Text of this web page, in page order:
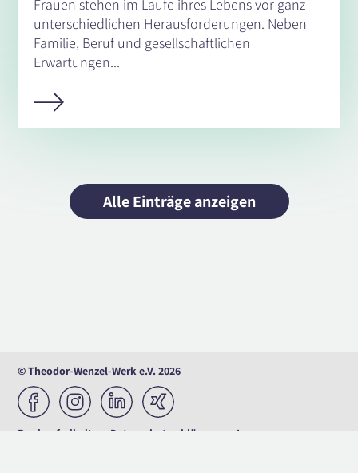
Frauen stehen im Laufe ihres Lebens vor ganz
unterschiedlichen Herausforderungen. Neben
Familie, Beruf und gesellschaftlichen
Erwartungen...
Alle Einträge anzeigen
© Theodor-Wenzel-Werk e.V. 2026
Barrierefreiheit Datenschutzerklärung Impressum